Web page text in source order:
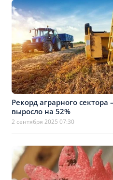
Рекорд аграрного
выросло на 52%
2 сентября 2025 07:30